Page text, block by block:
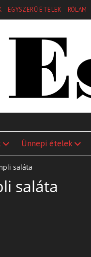
EGYSZERŰ ÉTELEK RÓLAM
Ünnepi ételek
saláta
saláta